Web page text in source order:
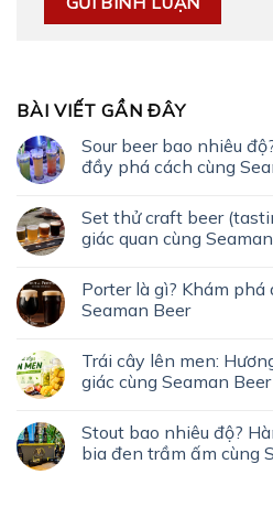
BÀI VIẾT GẦN ĐÂY
Sour beer bao nhiêu
đầy phá cách cùng
Set thử craft beer
giác quan cùng
Porter là gì? Khám
Seaman Beer
Trái cây lên men:
giác cùng Seaman Beer
Stout bao nhiêu độ?
bia đen trầm ấm cùng